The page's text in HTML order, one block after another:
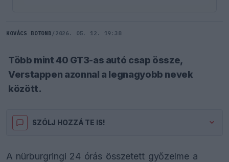
KOVÁCS BOTOND / 2026. 05. 12. 19:38
Több mint 40 GT3-as autó csap össze,
Verstappen azonnal a legnagyobb nevek
között.
SZÓLJ HOZZÁ TE IS!
A nürburgringi 24 órás összetett győzelme a